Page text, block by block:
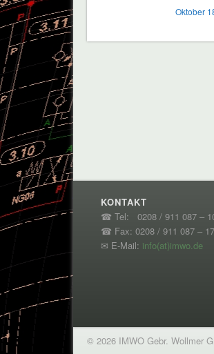
Oktober
KONTAKT
☎ Tel: 0208 / 911 087 –
☎ Fax: 0208 / 911 087 – 17
✉ E-Mail: info(at)imwo.de
© 2026 IMWO Gebr. Wollmer